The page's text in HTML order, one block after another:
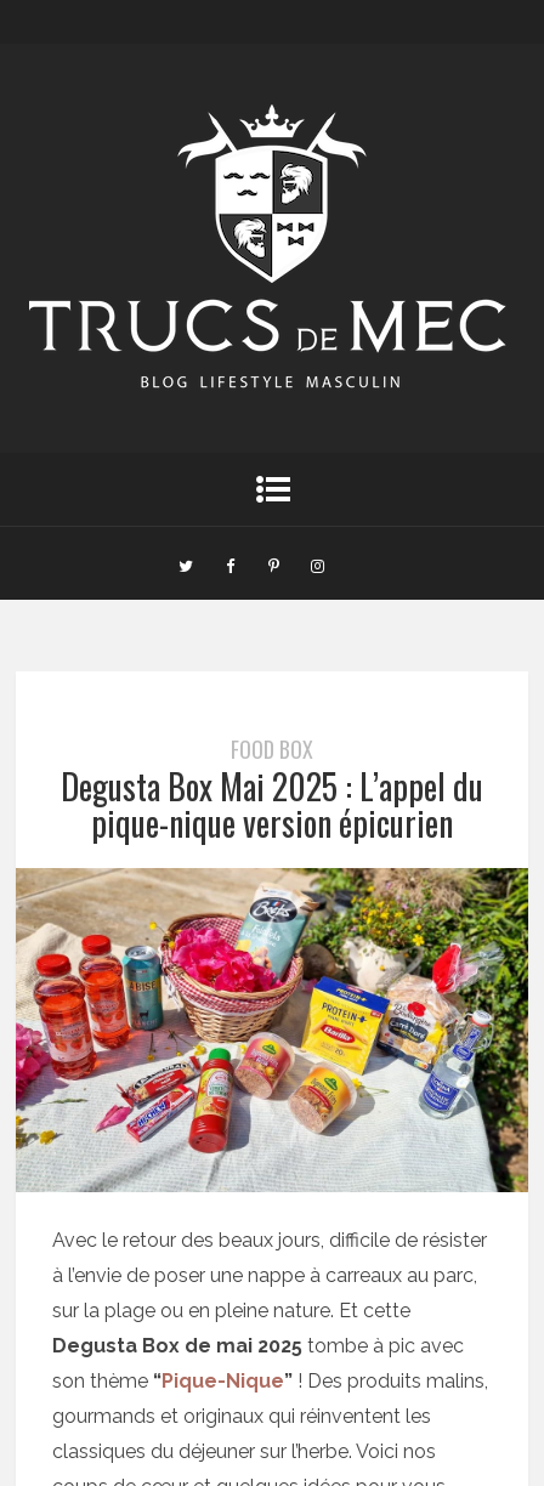
FOOD BOX
Degusta Box Mai 2025 : L’appel du
pique-nique version épicurien
Avec le retour des beaux jours, difficile de résister
à l’envie de poser une nappe à carreaux au parc,
sur la plage ou en pleine nature. Et cette
Degusta Box de mai 2025 tombe à pic avec
son thème “Pique-Nique” ! Des produits malins,
gourmands et originaux qui réinventent les
classiques du déjeuner sur l’herbe. Voici nos